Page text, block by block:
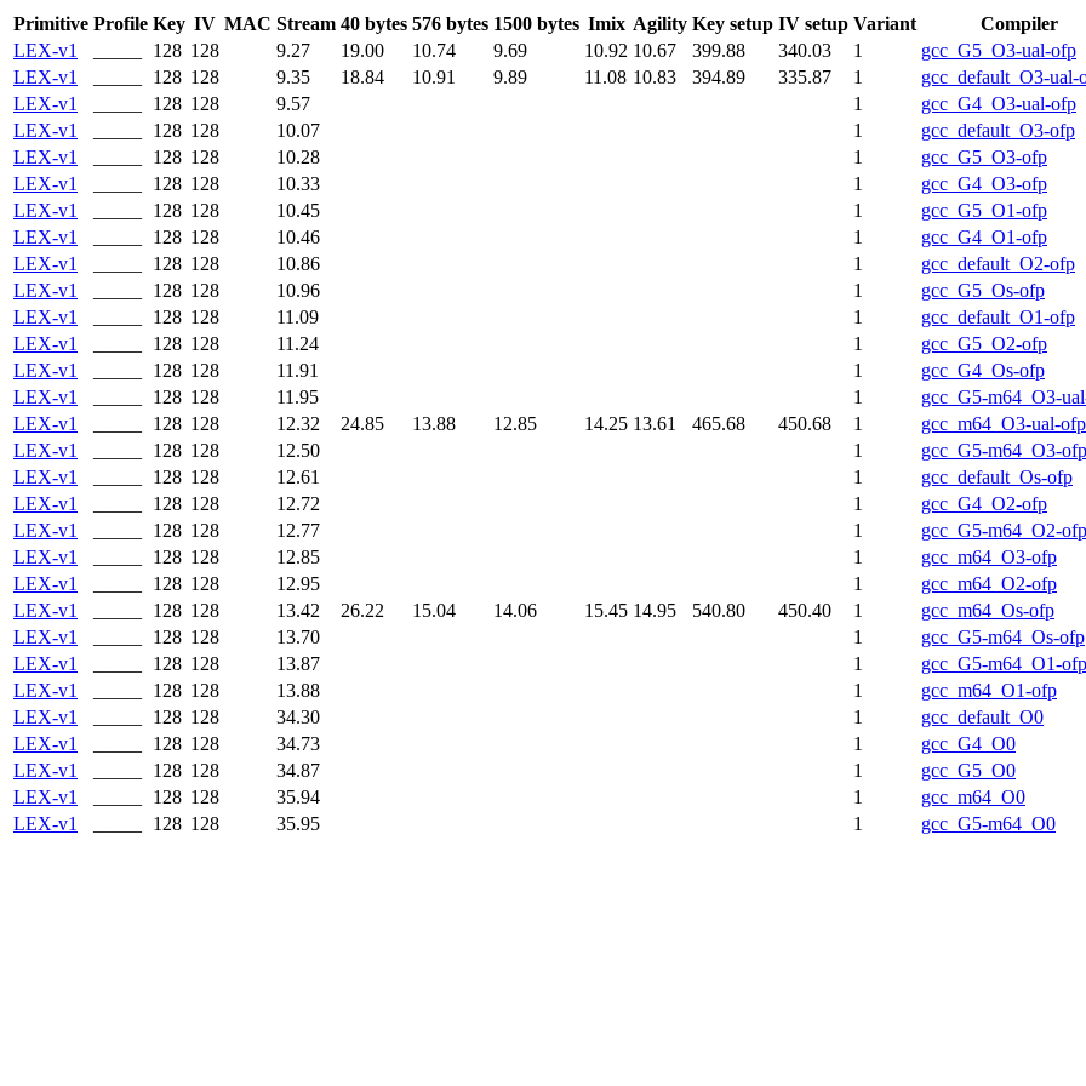
Primitive Profile Key IV MAC Stream 40 bytes 576 bytes 1500 bytes Imix Agility Key setup IV setup Variant
Compiler
LEX-v1
128 128 9.27 19.00 10.74 9.69 10.92 10.67 399.88 340.03 1
gcc_G5_O3-ual-ofp
LEX-v1
128 128 9.35 18.84 10.91 9.89 11.08 10.83 394.89 335.87 1
gcc_default_O3-ual-
LEX-v1
128 128 9.57 1
gcc_G4_O3-ual-ofp
LEX-v1
128 128 10.07 1
gcc_default_O3-ofp
LEX-v1
128 128 10.28 1
gcc_G5_O3-ofp
LEX-v1
128 128 10.33 1
gcc_G4_O3-ofp
LEX-v1
128 128 10.45 1
gcc_G5_O1-ofp
LEX-v1
128 128 10.46 1
gcc_G4_O1-ofp
LEX-v1
128 128 10.86 1
gcc_default_O2-ofp
LEX-v1
128 128 10.96 1
gcc_G5_Os-ofp
LEX-v1
128 128 11.09 1
gcc_default_O1-ofp
LEX-v1
128 128 11.24 1
gcc_G5_O2-ofp
LEX-v1
128 128 11.91 1
gcc_G4_Os-ofp
LEX-v1
128 128 11.95 1
gcc_G5-m64_O3-
LEX-v1
128 128 12.32 24.85 13.88 12.85 14.25 13.61 465.68 450.68 1
gcc_m64_O3-ual-ofp
LEX-v1
128 128 12.50 1
gcc_G5-m64_O3-ofp
LEX-v1
128 128 12.61 1
gcc_default_Os-ofp
LEX-v1
128 128 12.72 1
gcc_G4_O2-ofp
LEX-v1
128 128 12.77 1
gcc_G5-m64_O2-ofp
LEX-v1
128 128 12.85 1
gcc_m64_O3-ofp
LEX-v1
128 128 12.95 1
gcc_m64_O2-ofp
LEX-v1
128 128 13.42 26.22 15.04 14.06 15.45 14.95 540.80 450.40 1
gcc_m64_Os-ofp
LEX-v1
128 128 13.70 1
gcc_G5-m64_Os-ofp
LEX-v1
128 128 13.87 1
gcc_G5-m64_O1-ofp
LEX-v1
128 128 13.88 1
gcc_m64_O1-ofp
LEX-v1
128 128 34.30 1
gcc_default_O0
LEX-v1
128 128 34.73 1
gcc_G4_O0
LEX-v1
128 128 34.87 1
gcc_G5_O0
LEX-v1
128 128 35.94 1
gcc_m64_O0
LEX-v1
128 128 35.95 1 gcc_G5-m64_O0